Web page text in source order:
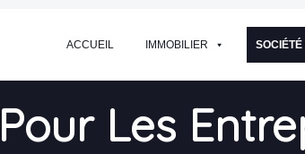
ACCUEIL IMMOBILIER
Les